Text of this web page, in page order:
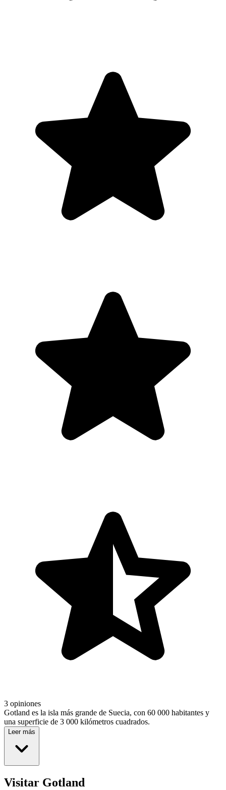
3 opiniones
Gotland es la isla más grande de Suecia, con 60 000 habitantes y
una superficie de 3 000 kilómetros cuadrados.
Leer más
Visitar Gotland